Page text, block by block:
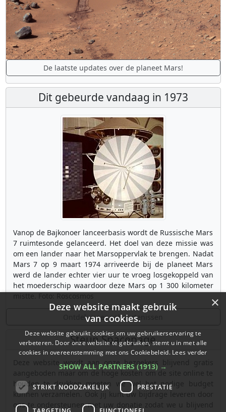
De laatste updates over de planeet Mars!
Dit gebeurde vandaag in 1973
Vanop de Bajkonoer lanceerbasis wordt de Russische Mars
7 ruimtesonde gelanceerd. Het doel van deze missie was
om een lander naar het Marsoppervlak te brengen. Nadat
Mars 7 op 9 maart 1974 arriveerde bij de planeet Mars
werd de lander echter vier uur te vroeg losgekoppeld van
het moederschip waardoor deze Mars op 1 300 kilometer
Ontdek meer gebeurtenissen
Steun Spacepage
Deze website wordt aan onze bezoekers blijvend gratis
aangeboden maar om de hoge kosten om de site online te
houden te drukken moeten we wel het nodige budget
kunnen verzamelen. Ook jij kunt uw bijdrage leveren door
ons te ondersteunen met uw donatie zodat we u blijvend
×
Deze website maakt gebruik
van cookies.
Deze website gebruikt cookies om uw gebruikerservaring te
verbeteren. Door onze website te gebruiken, stemt u in met alle
cookies in overeenstemming met ons Cookiebeleid. Lees verder
SHOW ALL PARTNERS (1913) →
STRIKT NOODZAKELIJK PRESTATIE